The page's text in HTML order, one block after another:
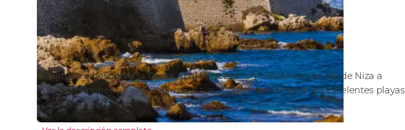
Anímate a descubrir la Costa Azul francesacon esta excursión desde Niza a
Cannes, Antibes y Saint-Paul-de-Vance. ¡Podrás contemplar sus excelentes playas
de arena fina!